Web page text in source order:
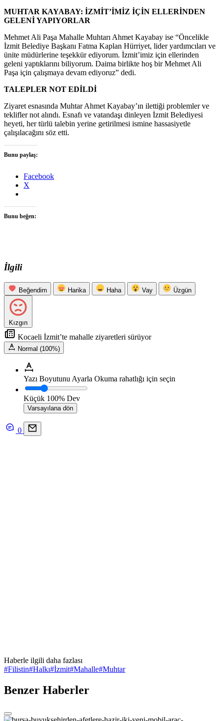
MUHTAR KAYABAY: İZMİT’İMİZ İÇİN ELLERİNDEN
GELENİ YAPIYORLAR
Mehmet Ali Paşa Mahalle Muhtarı Ahmet Kayabay ise “Öncelikle
İzmit Belediye Başkanı Fatma Kaplan Hürriyet, lider yardımcıları ve
ünite müdürlerine teşekkür ediyorum. İzmit’imiz için ellerinden
geleni yaptıklarını biliyorum. Daima birlikte hoş bir Mehmet Ali
Paşa için çalışmaya devam ediyoruz” dedi.
TALEPLER NOT EDİLDİ
Ziyaret esnasında Muhtar Ahmet Kayabay’ın ilettiği problemler ve
teklifler not alındı. Esnafı ve vatandaşı dinleyen İzmit Belediyesi
heyeti, her türlü talebin yerine getirilmesi ismine hassasiyetle
çalışılacağını söz etti.
Bunu paylaş:
Facebook
X
Bunu beğen:
İlgili
Beğendim Harika Haha Vay Üzgün
Kızgın
Kocaeli İzmit’te mahalle ziyaretleri sürüyor
Normal (100%)
Yazı Boyutunu Ayarla Okuma rahatlığı için seçin
Küçük 100% Dev
Varsayılana dön
0
Haberle ilgili daha fazlası
#Filistin#Halkı#İzmit#Mahalle#Muhtar
Benzer Haberler